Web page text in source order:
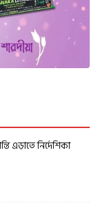
এড়াতে নির্দেশিকা